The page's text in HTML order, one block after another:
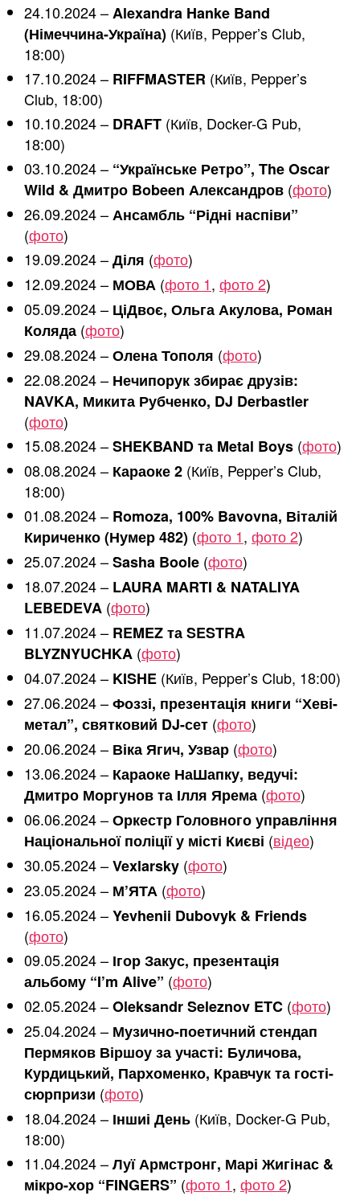
24.10.2024 –Alexandra Hanke Band
(Німеччина-Україна) (Київ, Pepper’s Club,
18:00)
17.10.2024 – RIFFMASTER (Київ, Pepper’s
Club, 18:00)
10.10.2024 – DRAFT (Київ, Docker-G Pub,
18:00)
03.10.2024 – “Українське Ретро”, The Oscar
Wild & Дмитро Bobeen Александров (фото)
26.09.2024 –Ансамбль “Рідні наспіви”
(фото)
19.09.2024 –Діля (фото)
12.09.2024 – МОВА (фото 1, фото 2)
05.09.2024 – ЦіДвоє, Ольга Акулова, Роман
Коляда (фото)
29.08.2024 –Олена Тополя (фото)
22.08.2024 – Нечипорук збирає друзів:
NAVKA, Микита Рубченко, DJ Derbastler
(фото)
15.08.2024 –SHEKBAND та Metal Boys (фото)
08.08.2024 – Караоке 2 (Київ, Pepper’s Club,
18:00)
01.08.2024 – Romoza, 100% Bavovna, Віталій
Кириченко (Нумер 482) (фото 1, фото 2)
25.07.2024 –Sasha Boole (фото)
18.07.2024 – LAURA MARTI & NATALIYA
LEBEDEVA (фото)
11.07.2024 – REMEZ та SESTRA
BLYZNYUCHKA (фото)
04.07.2024 – KISHE (Київ, Pepper’s Club, 18:00)
27.06.2024 –Фоззі, презентація книги “Хеві-
метал”, святковий DJ-сет (фото)
20.06.2024 – Віка Ягич, Узвар (фото)
13.06.2024 – Караоке НаШапку, ведучі:
Дмитро Моргунов та Ілля Ярема (фото)
06.06.2024 –Оркестр Головного управління
Національної поліції у місті Києві (відео)
30.05.2024 –Vexlarsky (фото)
23.05.2024 – М’ЯТА (фото)
16.05.2024 –Yevhenii Dubovyk & Friends
(фото)
09.05.2024 – Ігор Закус, презентація
альбому “I’m Alive” (фото)
02.05.2024 –Oleksandr Seleznov ETC (фото)
25.04.2024 – Музично-поетичний стендап
Пермяков Віршоу за участі: Буличова,
Курдицький, Пархоменко, Кравчук та гості-
сюрпризи (фото)
18.04.2024 – Іншиі День (Київ, Docker-G Pub,
18:00)
11.04.2024 –Луї Армстронг, Марі Жигінас &
мікро-хор “FINGERS” (фото 1, фото 2)